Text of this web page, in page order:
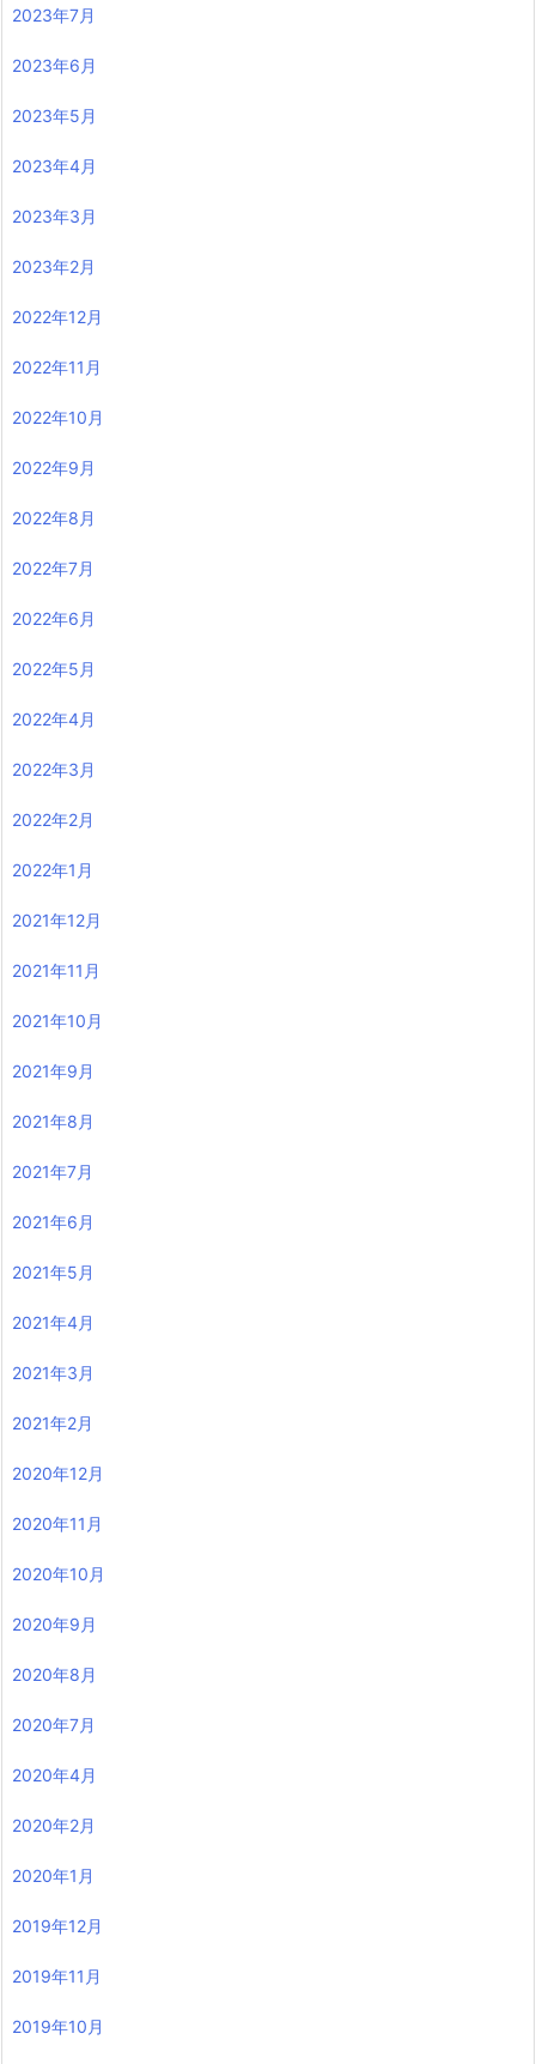
2023年7月
2023年6月
2023年5月
2023年4月
2023年3月
2023年2月
2022年12月
2022年11月
2022年10月
2022年9月
2022年8月
2022年7月
2022年6月
2022年5月
2022年4月
2022年3月
2022年2月
2022年1月
2021年12月
2021年11月
2021年10月
2021年9月
2021年8月
2021年7月
2021年6月
2021年5月
2021年4月
2021年3月
2021年2月
2020年12月
2020年11月
2020年10月
2020年9月
2020年8月
2020年7月
2020年4月
2020年2月
2020年1月
2019年12月
2019年11月
2019年10月